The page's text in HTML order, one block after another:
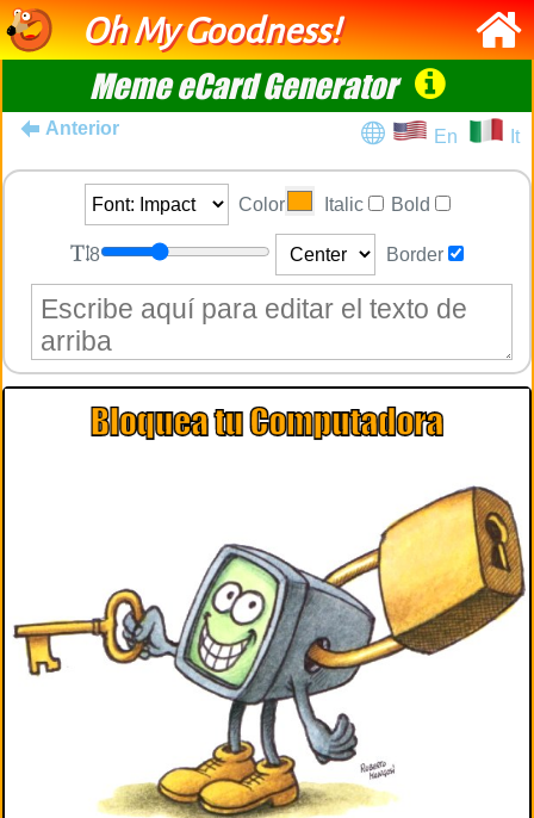
Oh My Goodness!
Meme eCard Generator
Anterior En It
Color Italic Bold
8 Border